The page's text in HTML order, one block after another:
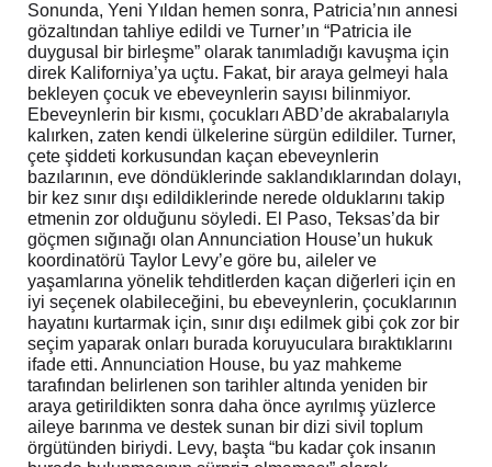
Sonunda, Yeni Yıldan hemen sonra, Patricia’nın annesi
gözaltından tahliye edildi ​​ve Turner’ın “Patricia ile
duygusal bir birleşme” olarak tanımladığı kavuşma için
direk Kaliforniya’ya uçtu. Fakat, bir araya gelmeyi hala
bekleyen çocuk ve ebeveynlerin sayısı bilinmiyor.
Ebeveynlerin bir kısmı, çocukları ABD’de akrabalarıyla
kalırken, zaten kendi ülkelerine sürgün edildiler. Turner,
çete şiddeti korkusundan kaçan ebeveynlerin
bazılarının, eve döndüklerinde saklandıklarından dolayı,
bir kez sınır dışı edildiklerinde nerede olduklarını takip
etmenin zor olduğunu söyledi. El Paso, Teksas’da bir
göçmen sığınağı olan Annunciation House’un hukuk
koordinatörü Taylor Levy’e göre bu, aileler ve
yaşamlarına yönelik tehditlerden kaçan diğerleri için en
iyi seçenek olabileceğini, bu ebeveynlerin, çocuklarının
hayatını kurtarmak için, sınır dışı edilmek gibi çok zor bir
seçim yaparak onları burada koruyuculara bıraktıklarını
ifade etti. Annunciation House, bu yaz mahkeme
tarafından belirlenen son tarihler altında yeniden bir
araya getirildikten sonra daha önce ayrılmış yüzlerce
aileye barınma ve destek sunan bir dizi sivil toplum
örgütünden biriydi. Levy, başta “bu kadar çok insanın